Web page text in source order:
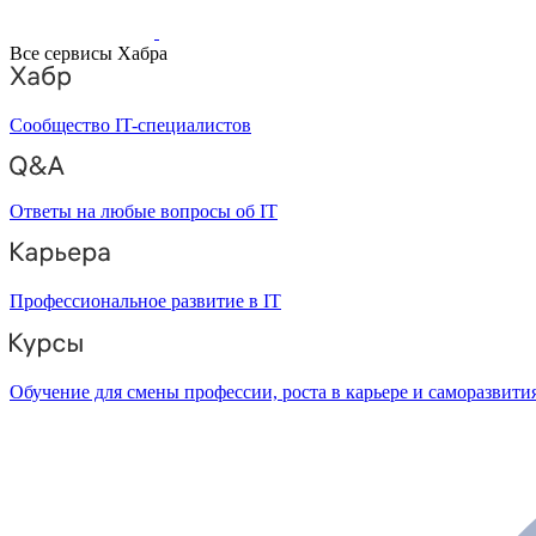
Все сервисы Хабра
Сообщество IT-специалистов
Ответы на любые вопросы об IT
Профессиональное развитие в IT
Обучение для смены профессии, роста в карьере и